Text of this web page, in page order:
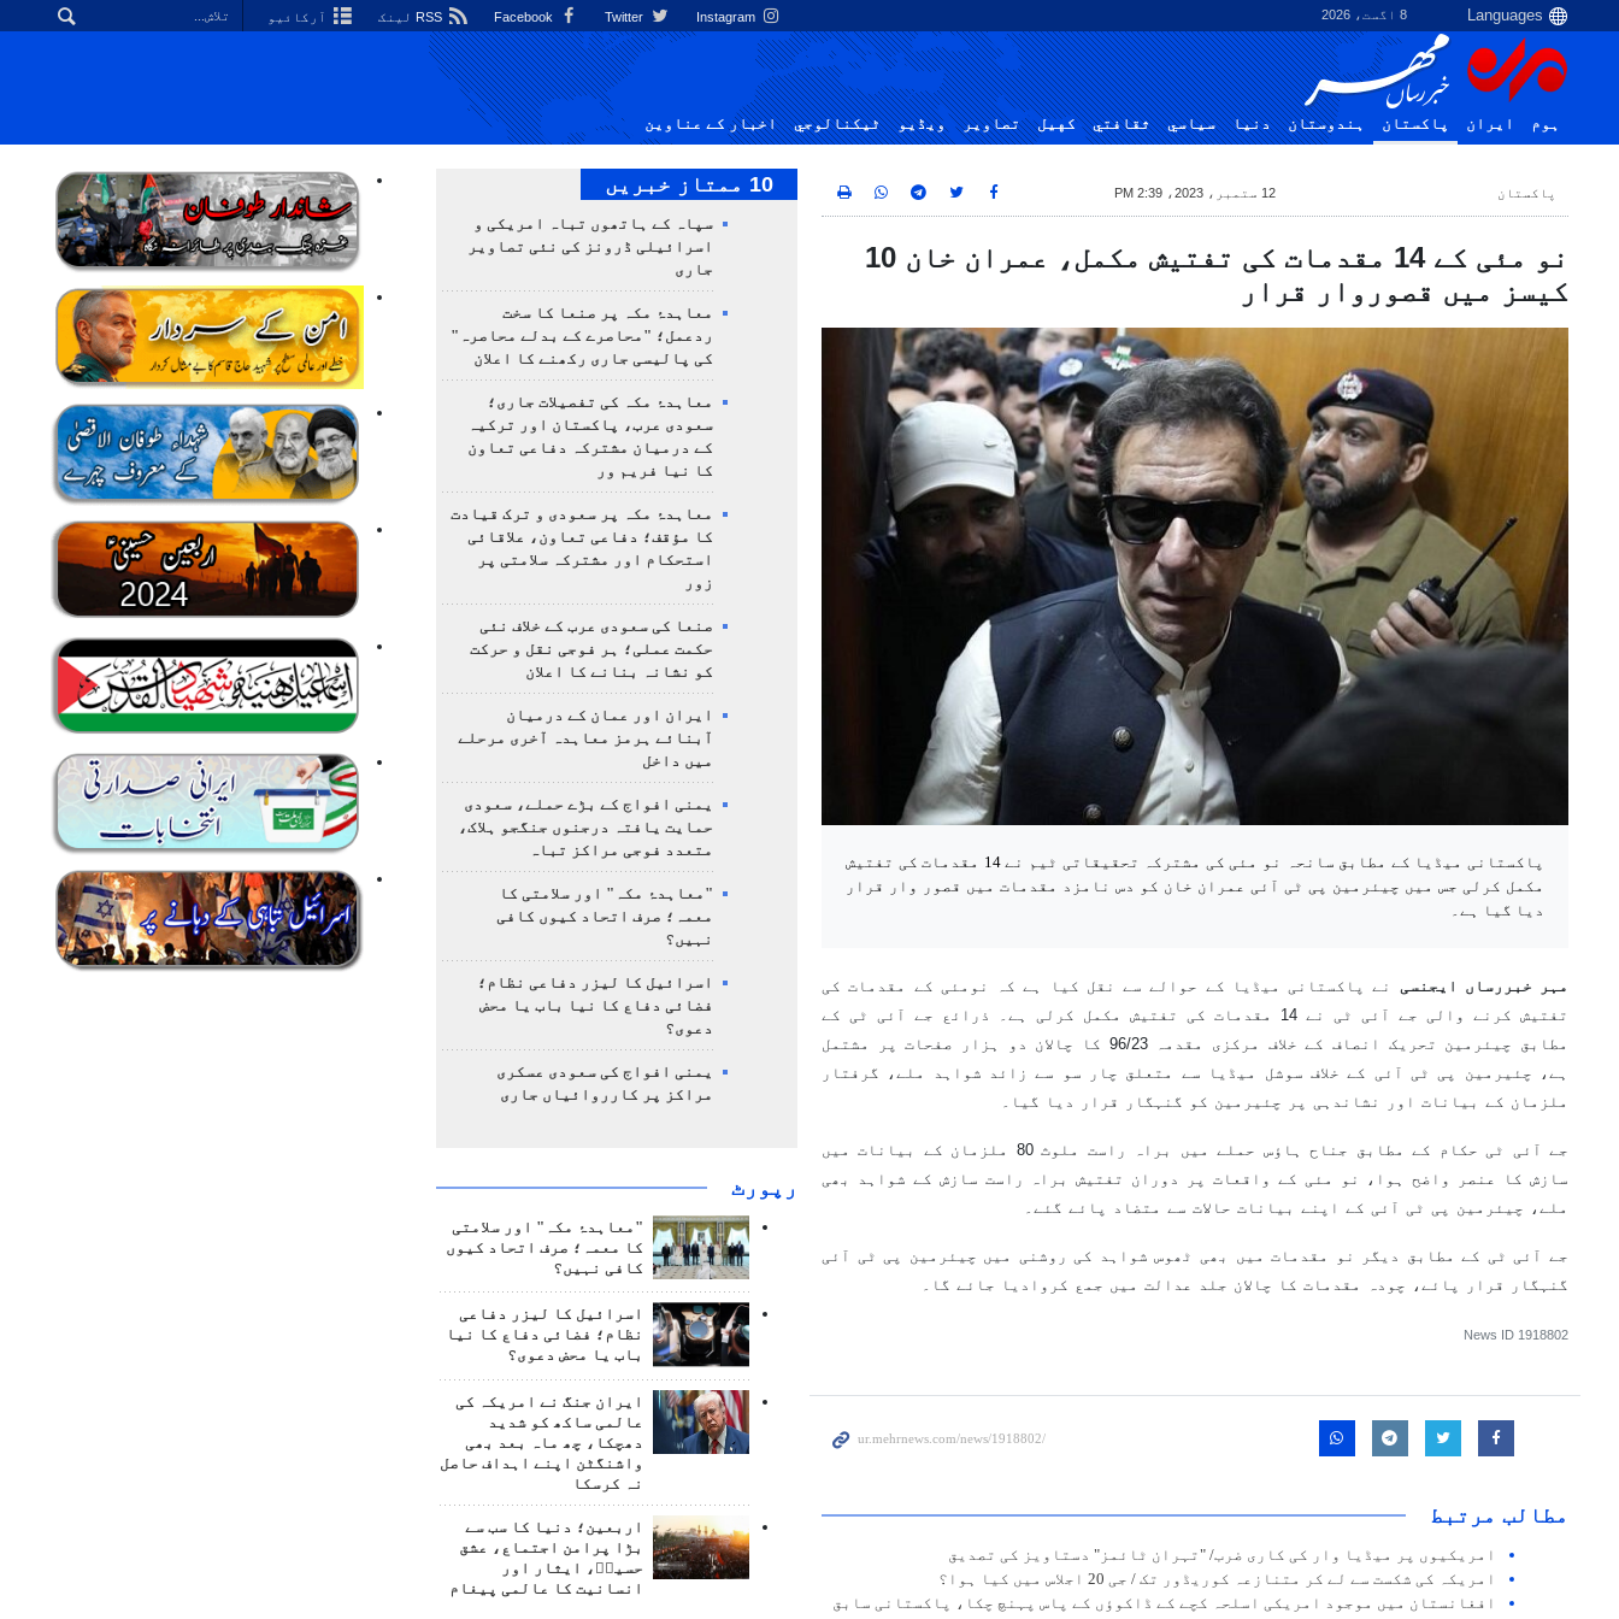
8 اگست، 2026 Instagram آرکائیو
ہوم ایران پاکستان ہندوستان دنیا سياسي ثقافتي کهيل تصاوير ویڈیو ٹيكنالوجي اخبار کے عناوین
پاکستان 12 ستمبر، 2023، 2:39 PM
نو مئی کے 14 مقدمات کی تفتیش مکمل، عمران خان 10
کیسز میں قصوروار قرار
پاکستانی میڈیا کے مطابق سانحہ نو مئی کی مشترکہ تحقیقاتی ٹیم نے 14 مقدمات کی تفتیش
مکمل کرلی جس میں چیئرمین پی ٹی آئی عمران خان کو دس نامزد مقدمات میں قصور وار قرار
دیا گیا ہے۔
مہر خبررساں ایجنسی
نے پاکستانی میڈیا کے حوالے سے نقل کیا ہے کہ نومئی کے مقدمات کی
تفتیش کرنے والی جے آئی ٹی نے 14 مقدمات کی تفتیش مکمل کرلی ہے۔ ذرائع جے آئی ٹی کے
مطابق چیئرمین تحریک انصاف کے خلاف مرکزی مقدمہ 96/23 کا چالان دو ہزار صفحات پر مشتمل
ہے، چئیرمین پی ٹی آئی کے خلاف سوشل میڈیا سے متعلق چار سو سے زائد شواہد ملے، گرفتار
ملزمان کے بیانات اور نشاندہی پر چئیرمین کو گنہگار قرار دیا گیا۔
جے آئی ٹی حکام کے مطابق جناح ہاؤس حملے میں براہ راست ملوث 80 ملزمان کے بیانات میں
سازش کا عنصر واضح ہوا، نو مئی کے واقعات پر دوران تفتیش براہ راست سازش کے شواہد بھی
ملے، چیئرمین پی ٹی آئی کے اپنے بیانات حالات سے متضاد پائے گئے۔
جے آئی ٹی کے مطابق دیگر نو مقدمات میں بھی ٹھوس شواہد کی روشنی میں چیئرمین پی ٹی آئی
گنہگار قرار پائے، چودہ مقدمات کا چالان جلد عدالت میں جمع کروادیا جائے گا۔
News ID 1918802
مطالب مرتبط
امریکیوں پر میڈیا وار کی کاری ضرب/ "تہران ٹائمز" دستاویز کی تصدیق
امریکہ کی شکست سے لے کر متنازعہ کوریڈور تک / جی 20 اجلاس میں کیا ہوا؟
افغانستان میں موجود امریکی اسلحہ کچے کے ڈاکوؤں کے پاس پہنچ چکا، پاکستانی سابق
10 ممتاز خبریں
سپاہ کے ہاتھوں تباہ امریکی و
اسرائیلی ڈرونز کی نئی تصاویر
جاری
معاہدۂ مکہ پر صنعا کا سخت
ردعمل؛ "محاصرے کے بدلے محاصرہ"
کی پالیسی جاری رکھنے کا اعلان
معاہدۂ مکہ کی تفصیلات جاری؛
سعودی عرب، پاکستان اور ترکیہ
کے درمیان مشترکہ دفاعی تعاون
کا نیا فریم ور
معاہدۂ مکہ پر سعودی و ترک قیادت
کا مؤقف؛ دفاعی تعاون، علاقائی
استحکام اور مشترکہ سلامتی پر
زور
صنعا کی سعودی عرب کے خلاف نئی
حکمت عملی؛ ہر فوجی نقل و حرکت
کو نشانہ بنانے کا اعلان
ایران اور عمان کے درمیان
آبنائے ہرمز معاہدہ آخری مرحلے
میں داخل
یمنی افواج کے بڑے حملے، سعودی
حمایت یافتہ درجنوں جنگجو ہلاک،
متعدد فوجی مراکز تباہ
"معاہدۂ مکہ" اور سلامتی کا
معمہ؛ صرف اتحاد کیوں کافی
نہیں؟
اسرائیل کا لیزر دفاعی نظام؛
فضائی دفاع کا نیا باب یا محض
دعوی؟
یمنی افواج کی سعودی عسکری
مراکز پر کارروائیاں جاری
رپورٹ
"معاہدۂ مکہ" اور سلامتی
کا معمہ؛ صرف اتحاد کیوں
کافی نہیں؟
اسرائیل کا لیزر دفاعی
نظام؛ فضائی دفاع کا نیا
باب یا محض دعوی؟
ایران جنگ نے امریکہ کی
عالمی ساکھ کو شدید
دھچکا، چھ ماہ بعد بھی
واشنگٹن اپنے اہداف حاصل
نہ کرسکا
اربعین؛ دنیا کا سب سے
بڑا پرامن اجتماع، عشق
حسینؑ، ایثار اور
انسانیت کا عالمی پیغام